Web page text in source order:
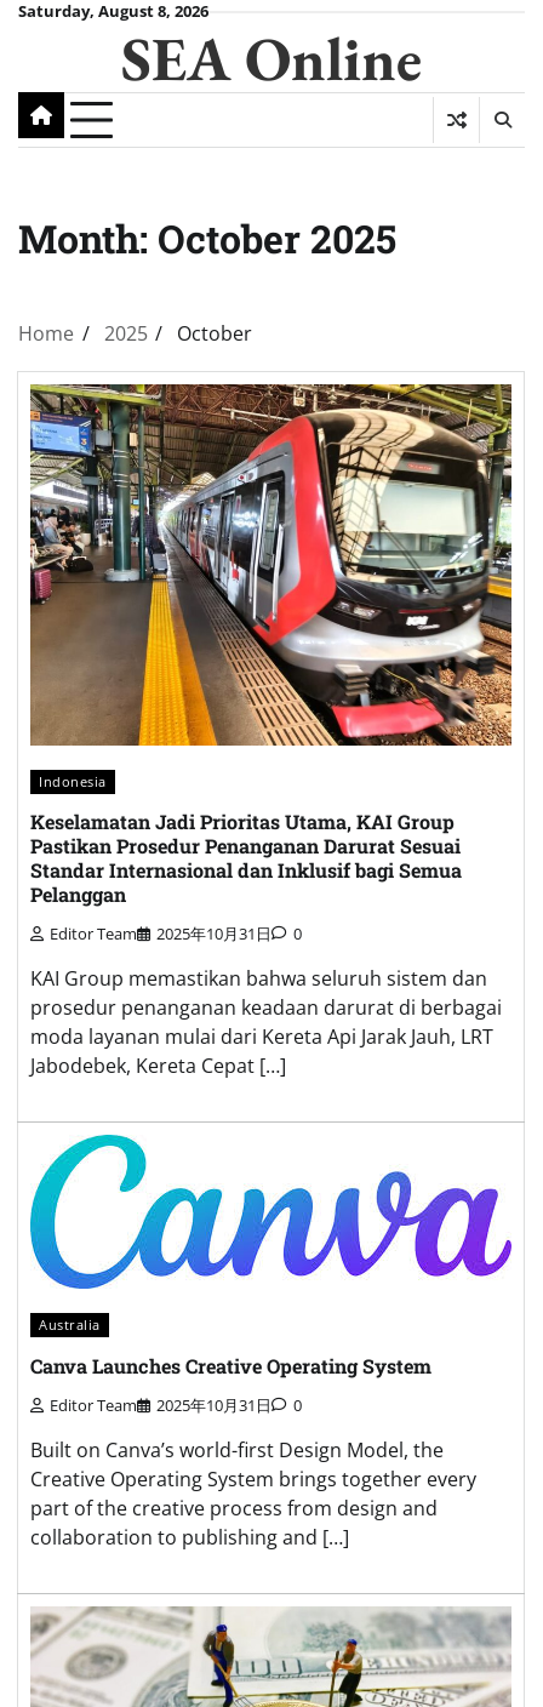
SkipSaturday, August 8, 2026
SEA Online
Month: October 2025
Home 2025 October
Indonesia
Keselamatan Jadi Prioritas Utama, KAI Group
Pastikan Prosedur Penanganan Darurat Sesuai
Standar Internasional dan Inklusif bagi Semua
Pelanggan
Editor Team 2025年10月31日 0
KAI Group memastikan bahwa seluruh sistem dan
prosedur penanganan keadaan darurat di berbagai
moda layanan mulai dari Kereta Api Jarak Jauh, LRT
Jabodebek, Kereta Cepat […]
Australia
Canva Launches Creative Operating System
Editor Team 2025年10月31日 0
Built on Canva’s world-first Design Model, the
Creative Operating System brings together every
part of the creative process from design and
collaboration to publishing and […]